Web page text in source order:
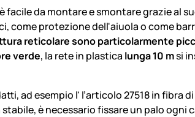
da montare e smontare grazie al
come protezione dell'aiuola o come
reticolare sono particolarmente
verde, la rete in plastica lunga 10 msi
ad esempio l' l’articolo 27518 in fibra
è necessario fissare un palo ogni